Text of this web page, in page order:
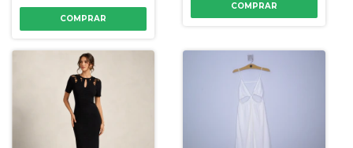
COMPRAR
COMPRAR